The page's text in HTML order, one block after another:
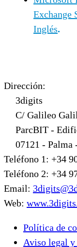
Exchange
Inglés.
Dirección:
3digits
C/ Galileo
ParcBIT -
07121 - Palma
Teléfono 1: +34
Teléfono 2: +34
Email:
Web:
Política de
Aviso legal